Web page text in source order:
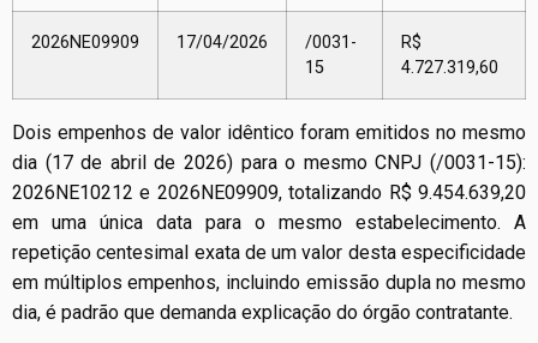
2026NE09909 17/04/2026
/0031-
15
R$
4.727.319,60
Dois empenhos de valor idêntico foram emitidos no mesmo
dia (17 de abril de 2026) para o mesmo CNPJ (/0031-15):
2026NE10212 e 2026NE09909, totalizando R$ 9.454.639,20
em uma única data para o mesmo estabelecimento. A
repetição centesimal exata de um valor desta especificidade
em múltiplos empenhos, incluindo emissão dupla no mesmo
dia, é padrão que demanda explicação do órgão contratante.